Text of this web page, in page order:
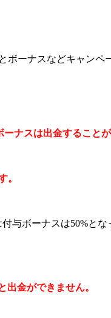
ーナスなどキャンペ
ーナスは出金することが
。
与ボーナスは50%とな
出金ができません。